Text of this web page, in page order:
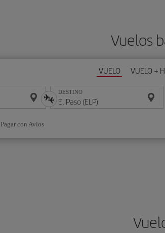
Vuelos
VUELO VUELO +
DESTINO
Pagar con Avios